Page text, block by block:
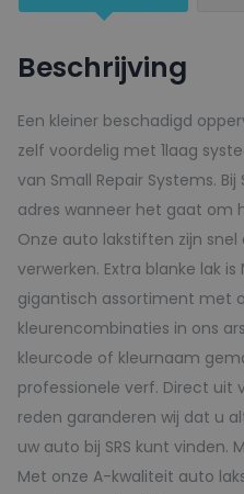
Beschrijving
Een kleiner beschadigd
zelf voordelig met 1laag
van Small Repair Systems.
adres wanneer het gaat om
Onze auto lakstiften zijn
verwerken. Extra blanke lak
gigantisch assortiment met
kleurencombinaties in ons
kleurcode of kleurnaam
professionele verf. Direct uit
reden garanderen wij dat u
uw auto bij SRS kunt vinden.
Met onze A-kwaliteit auto